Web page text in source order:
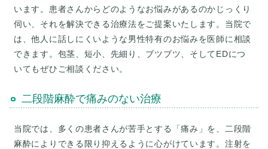
います。患者さんからどのようなお悩みがあるのかじっくり
伺い、それを解決できる治療法をご提案いたします。当院で
は、他人に話しにくいような男性特有のお悩みを医師に相談
できます。包茎、短小、先細り、ブツブツ、そしてEDにつ
いてもぜひご相談ください。
二段階麻酔で痛みのない治療
当院では、多くの患者さんが苦手とする「痛み」を、二段階
麻酔によりできる限り抑えるように心がけています。注射を